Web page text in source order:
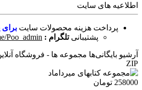
اطلاعیه های سایت
پرداخت هزینه محصولات سایت برای
پشتیبانی تلگرام : Poo_admin
آرشیو بایگانی‌ها مجموعه ها - فروشگاه
ZIP
258000 تومان